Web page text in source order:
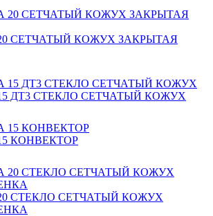
СЕТЧАТЫЙ КОЖУХ ЗАКРЫТАЯ
ДТ3 СТЕКЛО СЕТЧАТЫЙ КОЖУХ
КОНВЕКТОР
СТЕКЛО СЕТЧАТЫЙ КОЖУХ